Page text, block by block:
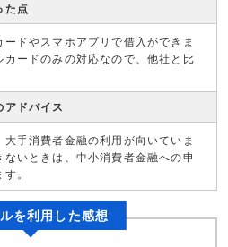
た点
ドやスマホアプリで借入ができま
ードのみの対応なので、他社と比
アドバイス
手消費者金融の利用が向いていま
いときは、中小消費者金融への申
。
を利用した感想